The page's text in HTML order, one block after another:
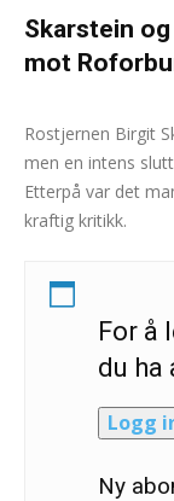
Skarstein
mot
NTB - Lars Eide og
Rostjernen Birgit
men en intens
Etterpå var det
kraftig kritikk.
For å
du ha
Logg
Ny